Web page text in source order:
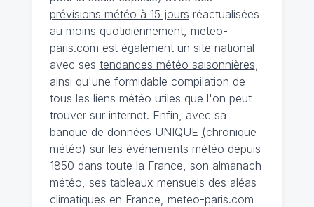
prévisions météo à 15 jours réactualisées
au moins quotidiennement, meteo-
paris.com est également un site national
avec ses tendances météo saisonnières
ainsi qu'une formidable compilation de
tous les liens météo utiles que l'on peut
trouver sur internet. Enfin, avec sa
banque de données UNIQUE (chronique
météo) sur les événements météo depuis
1850 dans toute la France, son almanach
météo, ses tableaux mensuels des aléas
climatiques en France, meteo-paris.com